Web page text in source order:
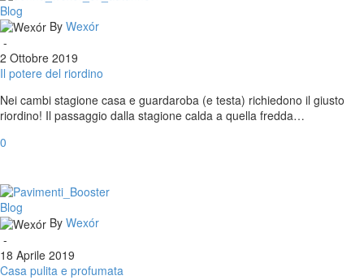
Il
potere
del
riordino
Blog
By Wexór
-
2 Ottobre 2019
Il potere del riordino
Nei cambi stagione casa e guardaroba (e testa) richiedono il giusto
riordino! Il passaggio dalla stagione calda a quella fredda…
0
Casa
pulita
e
profumata
Blog
By Wexór
-
18 Aprile 2019
Casa pulita e profumata